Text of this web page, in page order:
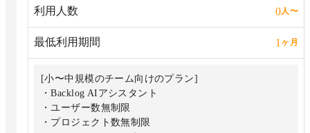
利用人数 0人〜
最低利用期間 1 ヶ月
[小〜中規模のチーム向けのプラン]
・Backlog AIアシスタント
・ユーザー数無制限
・プロジェクト数無制限